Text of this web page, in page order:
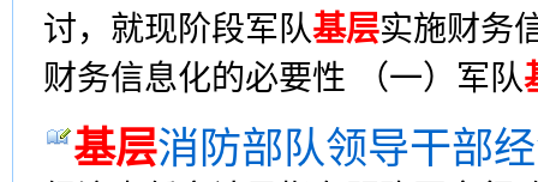
讨，就现阶段军队基层实施财务
财务信息化的必要性 （一）军队
基层消防部队领导干部